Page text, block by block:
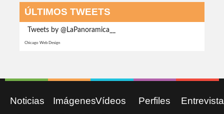
ÚLTIMOS TWEETS
Tweets by @LaPanoramica__
Chicago Web Design
Noticias ImágenesVídeos Perfiles